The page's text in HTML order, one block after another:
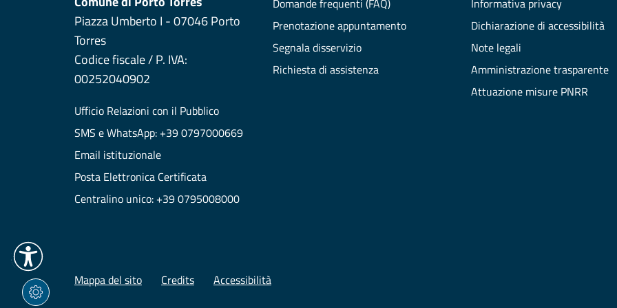
Piazza Umberto I - 07046 Porto
Torres
Codice fiscale / P. IVA:
00252040902
Ufficio Relazioni con il Pubblico
SMS e WhatsApp: +39 0797000669
Email istituzionale
Posta Elettronica Certificata
Centralino unico: +39 0795008000
Domande frequenti (FAQ)
Prenotazione appuntamento
Segnala disservizio
Richiesta di assistenza
Informativa privacy
Dichiarazione di accessibilità
Note legali
Amministrazione trasparente
Attuazione misure PNRR
Mappa del sito Credits Accessibilità